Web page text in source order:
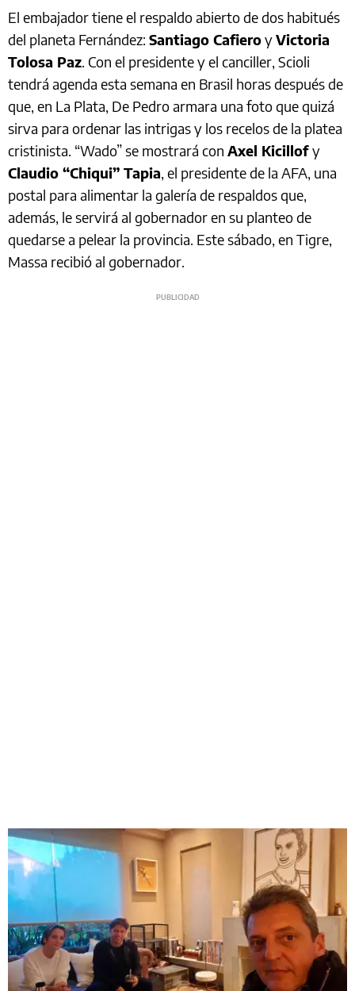
El embajador tiene el respaldo abierto de dos habitués
del planeta Fernández: Santiago CafieroyVictoria
Tolosa Paz. Con el presidente y el canciller, Scioli
tendrá agenda esta semana en Brasil horas después de
que, en La Plata, De Pedro armara una foto que quizá
sirva para ordenar las intrigas y los recelos de la platea
cristinista. “Wado” se mostrará con Axel Kicillofy
Claudio “Chiqui” Tapia, el presidente de la AFA, una
postal para alimentar la galería de respaldos que,
además, le servirá al gobernador en su planteo de
quedarse a pelear la provincia. Este sábado, en Tigre,
Massa recibió al gobernador.